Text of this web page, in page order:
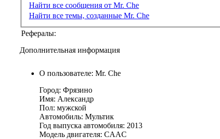
Найти все сообщения от Mr. Che
Найти все темы, созданные Mr. Che
Рефералы:
Дополнительная информация
О пользователе: Mr. Che
Город: Фрязино
Имя: Александр
Пол: мужской
Автомобиль: Мультик
Год выпуска автомобиля: 2013
Модель двигателя: CAAC